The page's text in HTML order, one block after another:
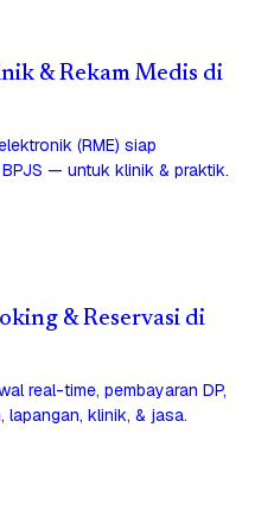
& Rekam Medis di
(RME) siap
BPJS — untuk klinik & praktik.
& Reservasi di
real-time, pembayaran DP,
klinik, & jasa.